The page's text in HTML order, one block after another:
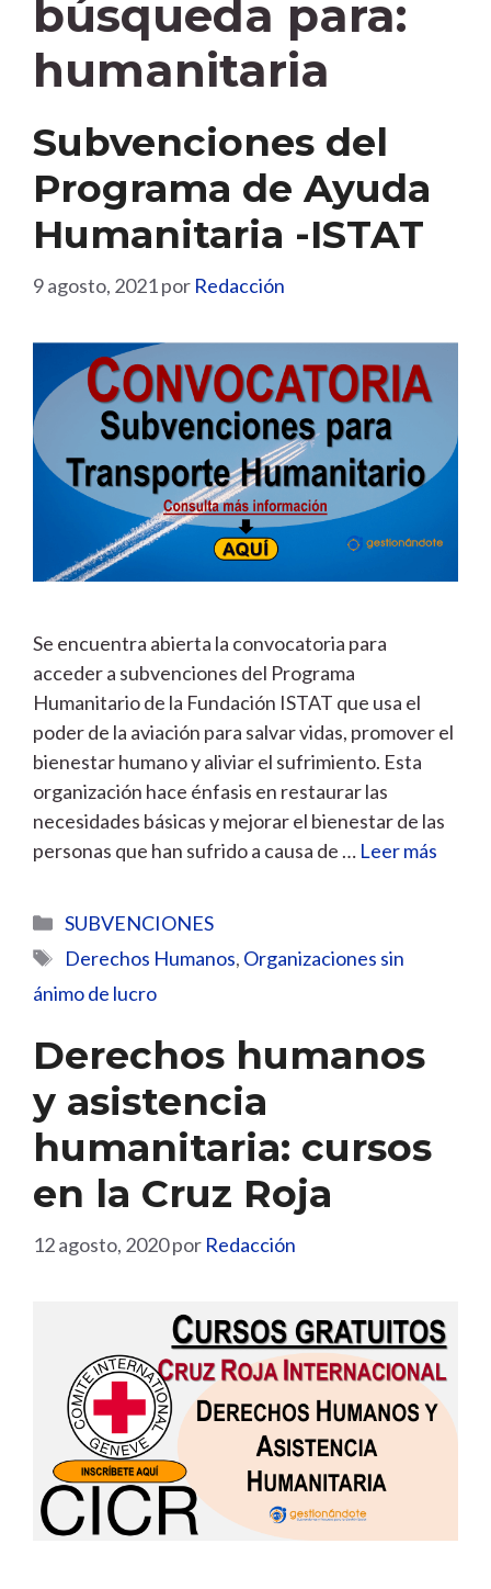
búsqueda para:
humanitaria
Subvenciones del
Programa de Ayuda
Humanitaria -ISTAT
9 agosto, 2021por Redacción
Se encuentra abierta la convocatoria para
acceder a subvenciones del Programa
Humanitario de la Fundación ISTAT que usa el
poder de la aviación para salvar vidas, promover el
bienestar humano y aliviar el sufrimiento. Esta
organización hace énfasis en restaurar las
necesidades básicas y mejorar el bienestar de las
personas que han sufrido a causa de … Leer más
Categorías
SUBVENCIONES
Etiquetas
Derechos Humanos, Organizaciones sin
ánimo de lucro
Derechos humanos
y asistencia
humanitaria: cursos
en la Cruz Roja
12 agosto, 2020por Redacción